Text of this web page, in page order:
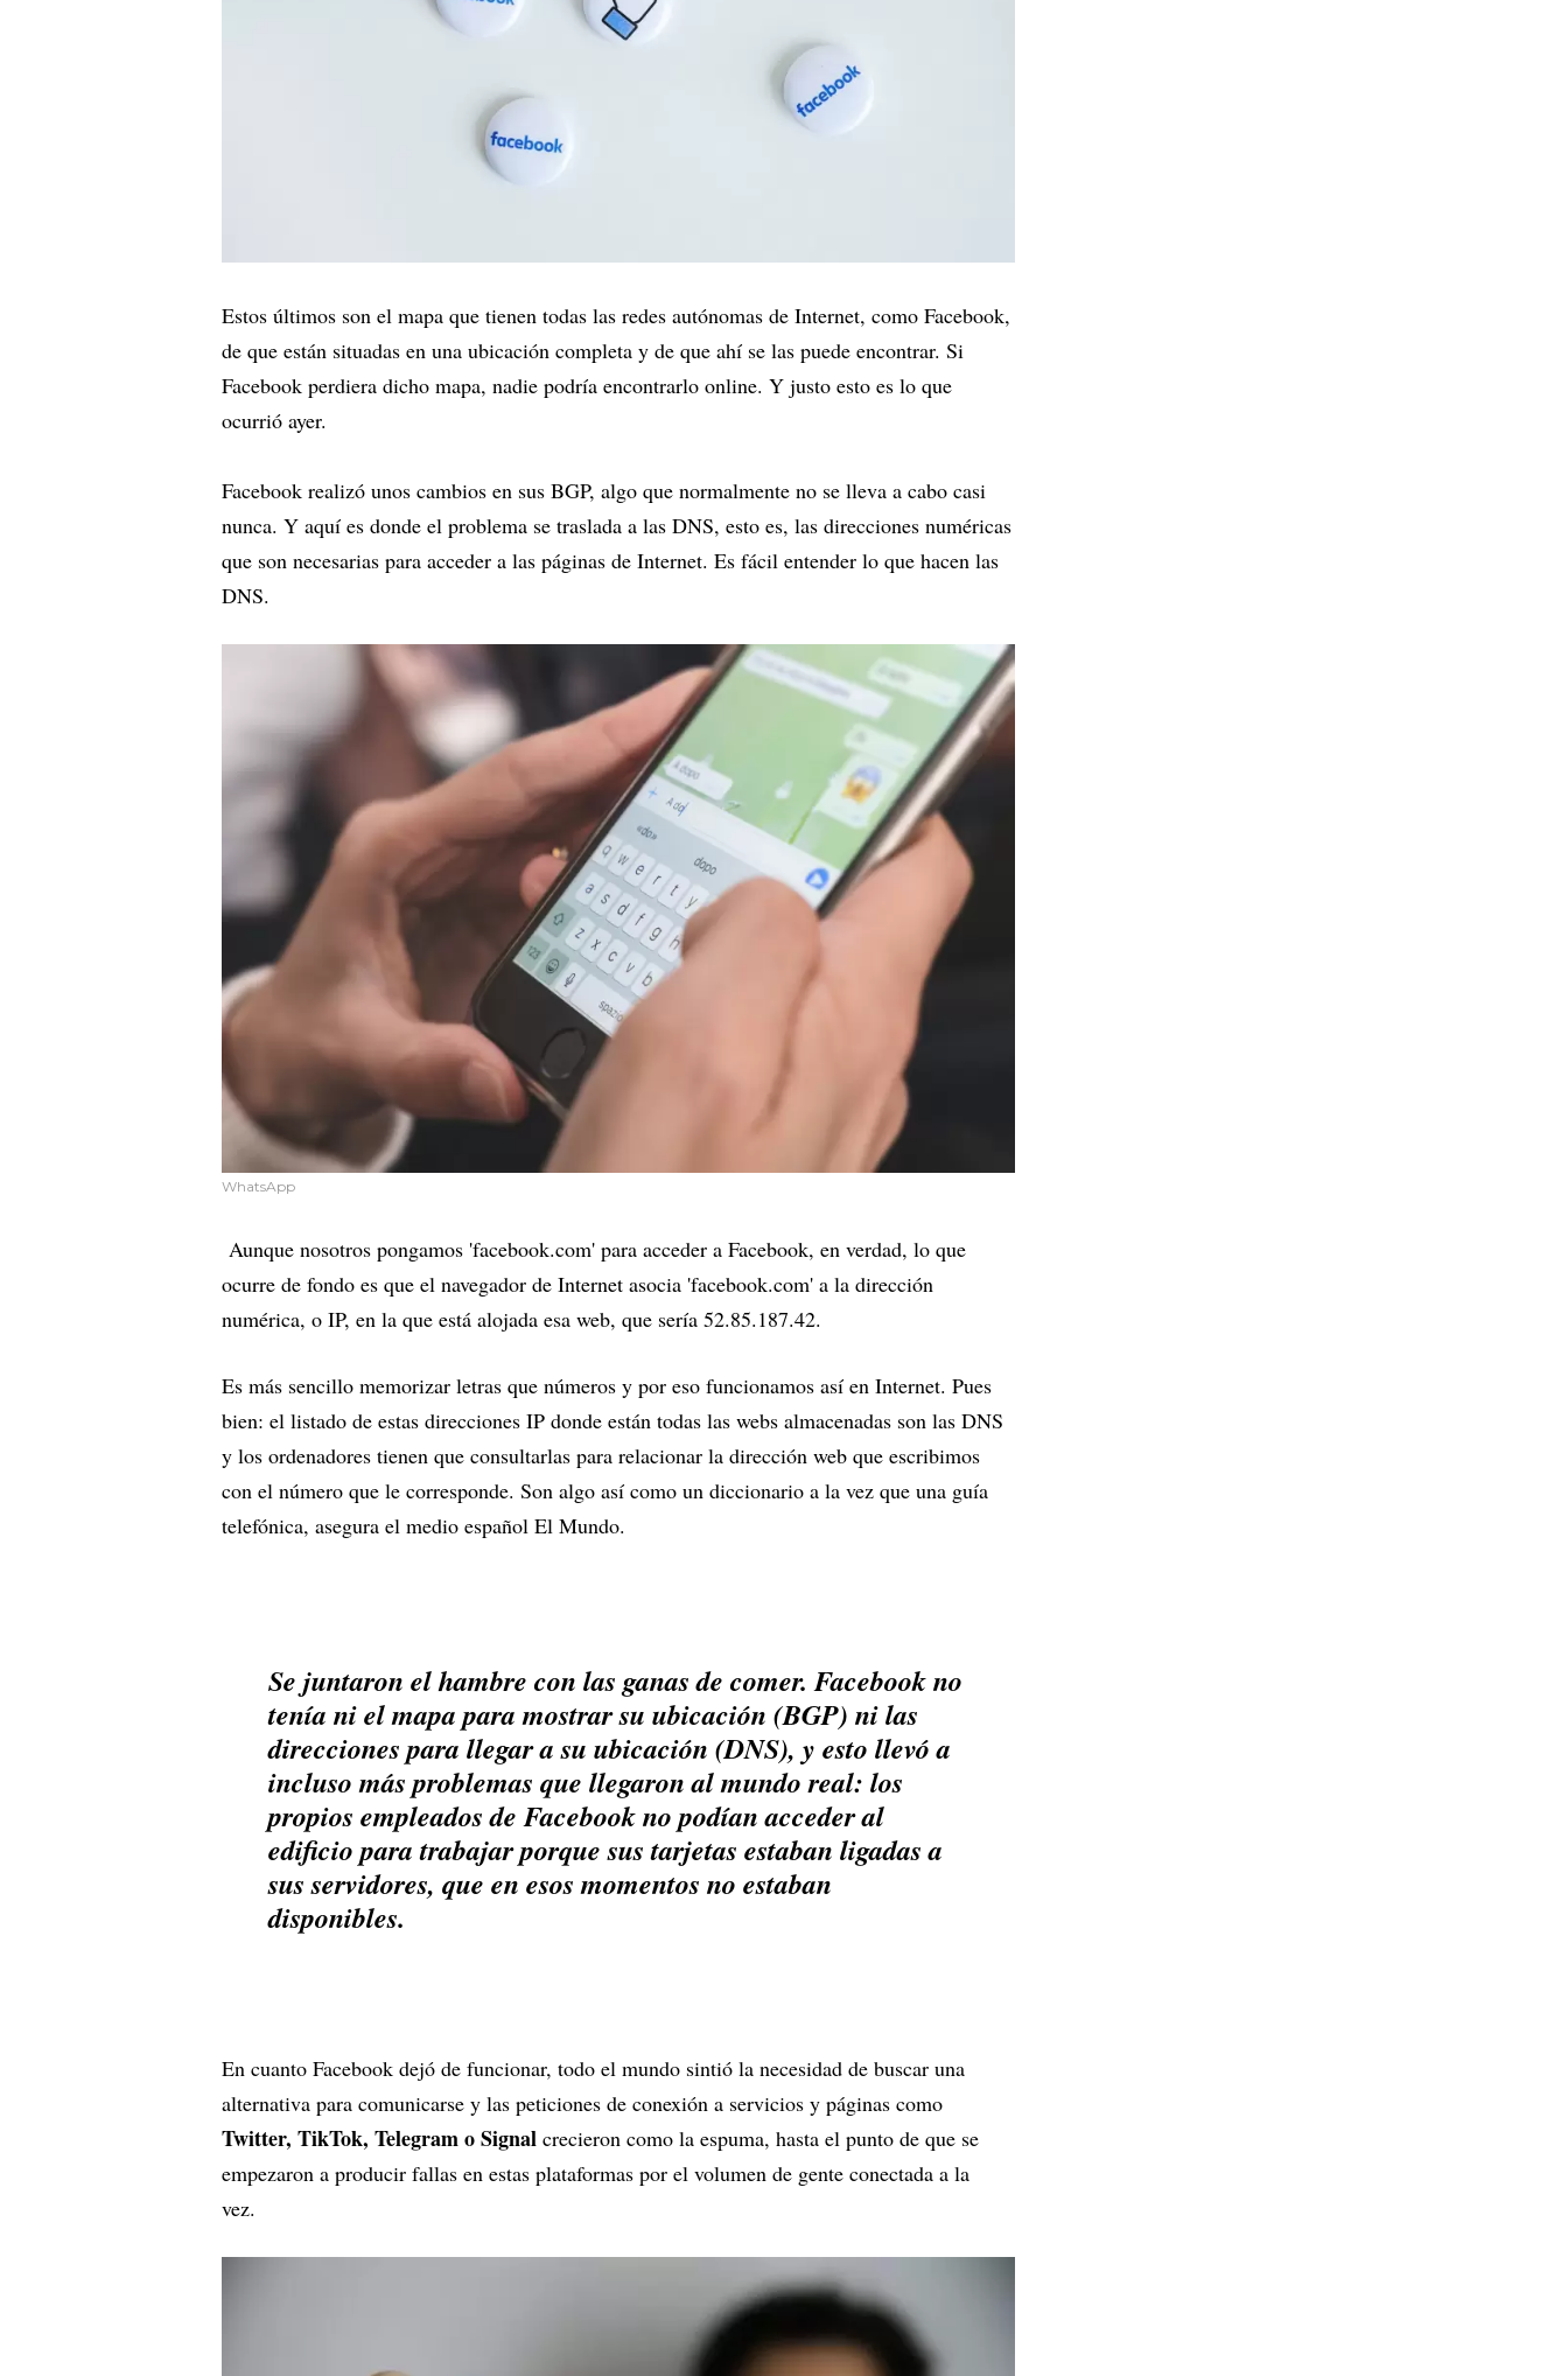
Estos últimos son el mapa que tienen todas las redes autónomas de Internet, como Facebook,
de que están situadas en una ubicación completa y de que ahí se las puede encontrar. Si
Facebook perdiera dicho mapa, nadie podría encontrarlo online. Y justo esto es lo que
ocurrió ayer.
Facebook realizó unos cambios en sus BGP, algo que normalmente no se lleva a cabo casi
nunca. Y aquí es donde el problema se traslada a las DNS, esto es, las direcciones numéricas
que son necesarias para acceder a las páginas de Internet. Es fácil entender lo que hacen las
DNS.
WhatsApp
Aunque nosotros pongamos 'facebook.com' para acceder a Facebook, en verdad, lo que
ocurre de fondo es que el navegador de Internet asocia 'facebook.com' a la dirección
numérica, o IP, en la que está alojada esa web, que sería 52.85.187.42.
Es más sencillo memorizar letras que números y por eso funcionamos así en Internet. Pues
bien: el listado de estas direcciones IP donde están todas las webs almacenadas son las DNS
y los ordenadores tienen que consultarlas para relacionar la dirección web que escribimos
con el número que le corresponde. Son algo así como un diccionario a la vez que una guía
telefónica, asegura el medio español El Mundo.
Se juntaron el hambre con las ganas de comer. Facebook no
tenía ni el mapa para mostrar su ubicación (BGP) ni las
direcciones para llegar a su ubicación (DNS), y esto llevó a
incluso más problemas que llegaron al mundo real: los
propios empleados de Facebook no podían acceder al
edificio para trabajar porque sus tarjetas estaban ligadas a
sus servidores, que en esos momentos no estaban
disponibles.
En cuanto Facebook dejó de funcionar, todo el mundo sintió la necesidad de buscar una
alternativa para comunicarse y las peticiones de conexión a servicios y páginas como
Twitter, TikTok, Telegram o Signal crecieron como la espuma, hasta el punto de que se
empezaron a producir fallas en estas plataformas por el volumen de gente conectada a la
vez.